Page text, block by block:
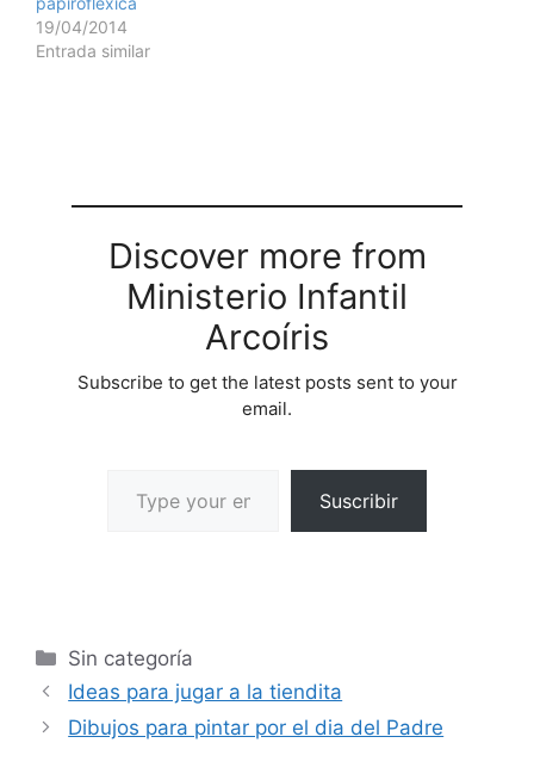
19/04/2014
Entrada similar
Discover more from
Ministerio Infantil
Arcoíris
Subscribe to get the latest posts sent to your
email.
Suscribir
Sin categoría
Ideas para jugar a la tiendita
Dibujos para pintar por el dia del Padre